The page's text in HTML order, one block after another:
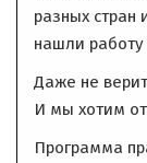
разных
нашли
Даже не
И мы хотим
Программа